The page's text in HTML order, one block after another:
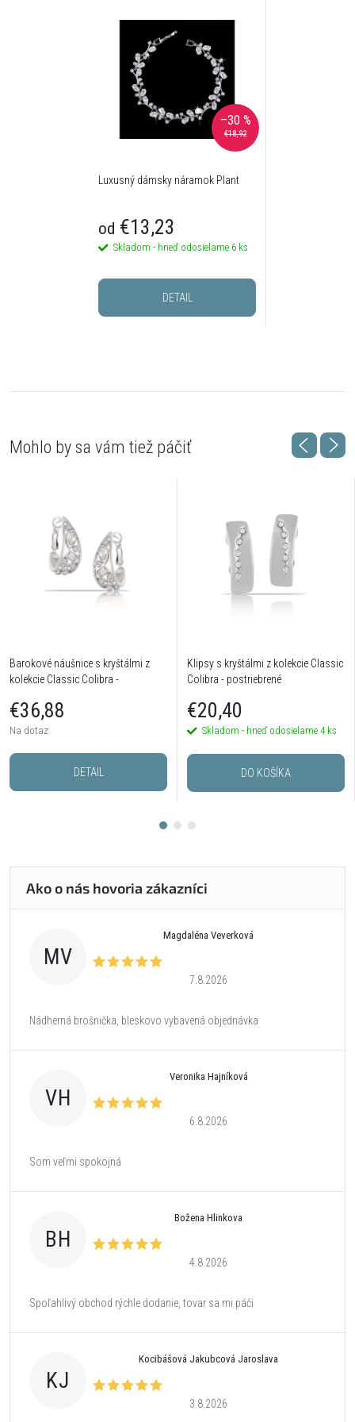
€18,92
–30 %
Luxusný dámsky náramok Plant
od €13,23
Skladom - hneď odosielame 6 ks
DETAIL
Barokové náušnice s kryštálmi z
kolekcie Classic Colibra -
€36,88
Na dotaz
DETAIL
Klipsy s kryštálmi z kolekcie Classic
Colibra - postriebrené
€20,40
Skladom - hneď odosielame 4 ks
DO KOŠÍKA
MV
Magdaléna Veverková
7.8.2026
Nádherná brošnička, bleskovo vybavená objednávka
VH
Veronika Hajníková
6.8.2026
Som veľmi spokojná
BH
Božena Hlinkova
4.8.2026
Spoľahlivý obchod rýchle dodanie, tovar sa mi páči
KJ
Kocibášová Jakubcová Jaroslava
3.8.2026